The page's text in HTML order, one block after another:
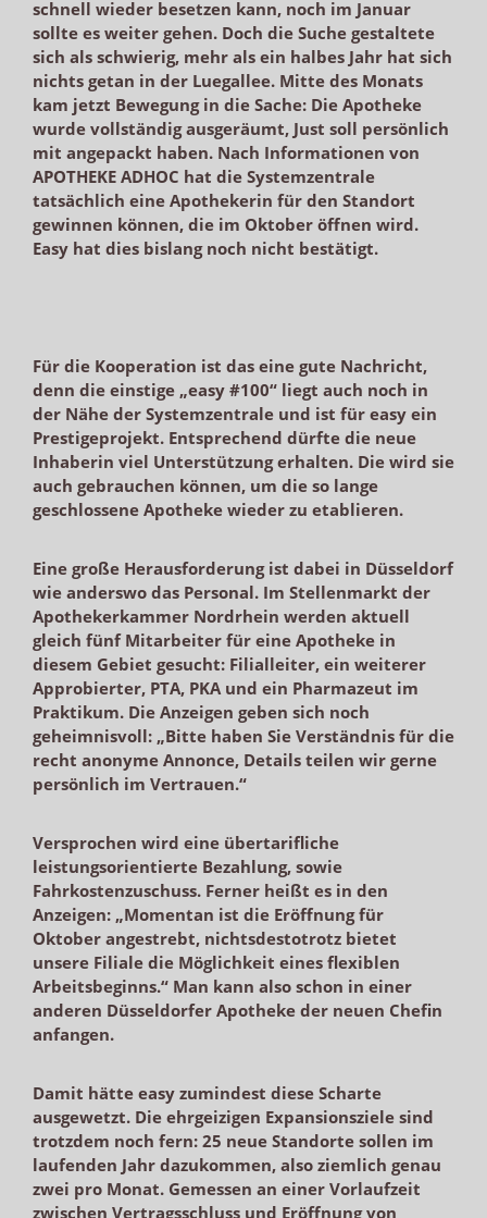
schnell wieder besetzen kann, noch im Januar
sollte es weiter gehen. Doch die Suche gestaltete
sich als schwierig, mehr als ein halbes Jahr hat sich
nichts getan in der Luegallee. Mitte des Monats
kam jetzt Bewegung in die Sache: Die Apotheke
wurde vollständig ausgeräumt, Just soll persönlich
mit angepackt haben. Nach Informationen von
APOTHEKE ADHOC hat die Systemzentrale
tatsächlich eine Apothekerin für den Standort
gewinnen können, die im Oktober öffnen wird.
Easy hat dies bislang noch nicht bestätigt.
Für die Kooperation ist das eine gute Nachricht,
denn die einstige „easy #100“ liegt auch noch in
der Nähe der Systemzentrale und ist für easy ein
Prestigeprojekt. Entsprechend dürfte die neue
Inhaberin viel Unterstützung erhalten. Die wird sie
auch gebrauchen können, um die so lange
geschlossene Apotheke wieder zu etablieren.
Eine große Herausforderung ist dabei in Düsseldorf
wie anderswo das Personal. Im Stellenmarkt der
Apothekerkammer Nordrhein werden aktuell
gleich fünf Mitarbeiter für eine Apotheke in
diesem Gebiet gesucht: Filialleiter, ein weiterer
Approbierter, PTA, PKA und ein Pharmazeut im
Praktikum. Die Anzeigen geben sich noch
geheimnisvoll: „Bitte haben Sie Verständnis für die
recht anonyme Annonce, Details teilen wir gerne
persönlich im Vertrauen.“
Versprochen wird eine übertarifliche
leistungsorientierte Bezahlung, sowie
Fahrkostenzuschuss. Ferner heißt es in den
Anzeigen: „Momentan ist die Eröffnung für
Oktober angestrebt, nichtsdestotrotz bietet
unsere Filiale die Möglichkeit eines flexiblen
Arbeitsbeginns.“ Man kann also schon in einer
anderen Düsseldorfer Apotheke der neuen Chefin
anfangen.
Damit hätte easy zumindest diese Scharte
ausgewetzt. Die ehrgeizigen Expansionsziele sind
trotzdem noch fern: 25 neue Standorte sollen im
laufenden Jahr dazukommen, also ziemlich genau
zwei pro Monat. Gemessen an einer Vorlaufzeit
zwischen Vertragsschluss und Eröffnung von